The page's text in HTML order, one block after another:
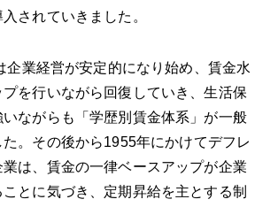
されていきました。
企業経営が安定的になり始め、賃金水
を行いながら回復していき、生活保
ながらも「学歴別賃金体系」が一般
。その後から1955年にかけてデフレ
業は、賃金の一律ベースアップが企業
とに気づき、定期昇給を主とする制